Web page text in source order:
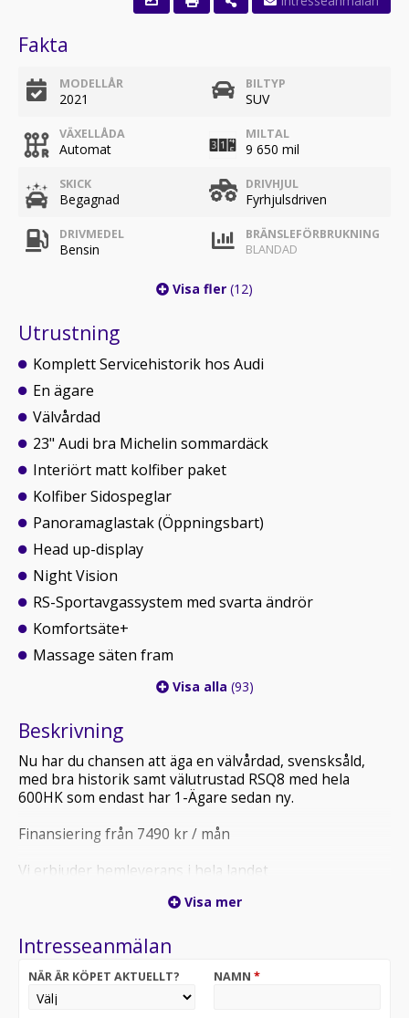
Fakta
MODELLÅR
2021
BILTYP
SUV
VÄXELLÅDA
Automat
MILTAL
9 650 mil
SKICK
Begagnad
DRIVHJUL
Fyrhjulsdriven
DRIVMEDEL
Bensin
BRÄNSLEFÖRBRUKNING
BLANDAD
Visa fler (12)
Utrustning
Komplett Servicehistorik hos Audi
En ägare
Välvårdad
23" Audi bra Michelin sommardäck
Interiört matt kolfiber paket
Kolfiber Sidospeglar
Panoramaglastak (Öppningsbart)
Head up-display
Night Vision
RS-Sportavgassystem med svarta ändrör
Komfortsäte+
Massage säten fram
Visa alla (93)
Beskrivning
Nu har du chansen att äga en välvårdad, svensksåld,
med bra historik samt välutrustad RSQ8 med hela
600HK som endast har 1-Ägare sedan ny.
Finansiering från 7490 kr / mån
Vi erbjuder hemleverans i hela landet
*** ALL CARS AVAILABLE FOR EXPORT***
Visa mer
Intresseanmälan
NÄR ÄR KÖPET AKTUELLT? NAMN *